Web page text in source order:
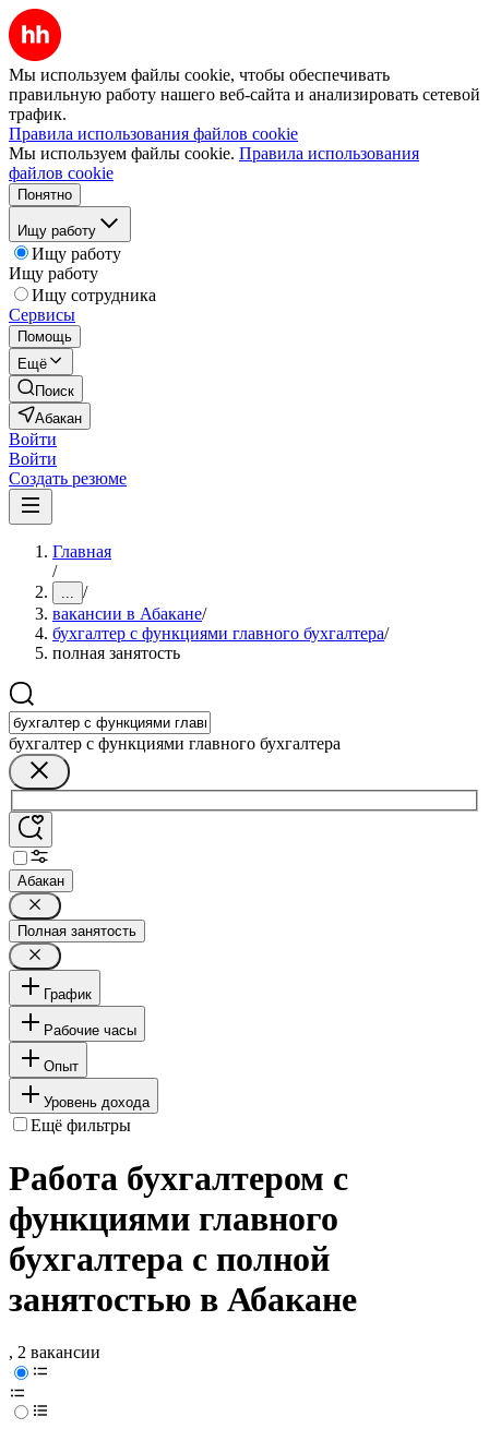
Мы используем файлы cookie, чтобы обеспечивать
правильную работу нашего веб-сайта и анализировать сетевой
трафик.
Правила использования файлов cookie
Мы используем файлы cookie. Правила использования
файлов cookie
Понятно
Ищу работу
Ищу работу
Ищу работу
Ищу сотрудника
Сервисы
Помощь
Ещё
Поиск
Абакан
Войти
Войти
Создать резюме
Главная
/
... /
вакансии в Абакане/
бухгалтер с функциями главного бухгалтера/
полная занятость
бухгалтер с функциями главного бухгалтера
Абакан
Полная занятость
График
Рабочие часы
Опыт
Уровень дохода
Ещё фильтры
Работа бухгалтером с
функциями главного
бухгалтера с полной
занятостью в Абакане
, 2 вакансии